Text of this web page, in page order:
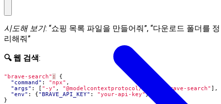
시도해 보기: “쇼핑 목록 파일을 만들어줘”, “다운로드 폴더를 정
리해줘”
🔍 웹 검색:
"brave-search" :
{
"command" : "npx" ,
"args" : "-y" , "@modelcontextprotocol/server-brave-search"
],
"env" : { "BRAVE_API_KEY" : "your-api-key"}
}